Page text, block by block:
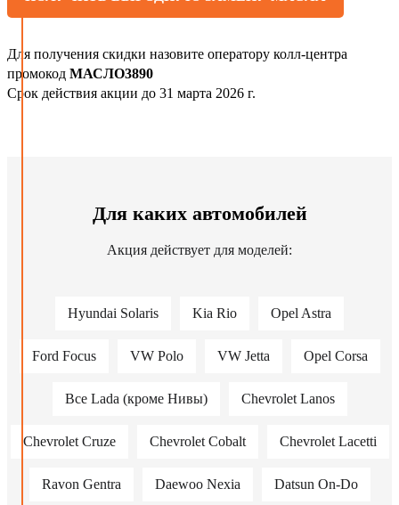
Для получения скидки назовите оператору колл-центра
промокод МАСЛО3890
Срок действия акции до 31 марта 2026 г.
Для каких автомобилей
Акция действует для моделей:
Hyundai Solaris Kia Rio Opel Astra
Ford Focus VW Polo VW Jetta Opel Corsa
Все Lada (кроме Нивы) Chevrolet Lanos
Chevrolet Cruze Chevrolet Cobalt Chevrolet Lacetti
Ravon Gentra Daewoo Nexia Datsun On-Do